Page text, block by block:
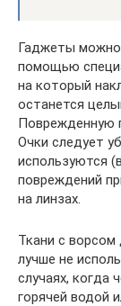
Гаджеты можно
помощью
на который
останется
Поврежденную
Очки следует
используются
повреждений
на линзах.
Ткани с ворсом
лучше не
случаях, когда
горячей водой